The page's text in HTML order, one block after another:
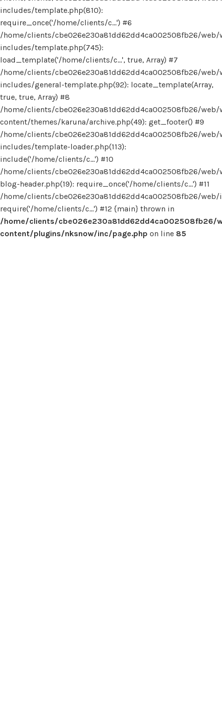
includes/template.php(810):
require_once('/home/clients/c...') #6
/home/clients/cbe026e230a81dd62dd4ca002508fb26/web/
includes/template.php(745):
load_template('/home/clients/c...', true, Array) #7
/home/clients/cbe026e230a81dd62dd4ca002508fb26/web/
includes/general-template.php(92): locate_template(Array,
true, true, Array) #8
/home/clients/cbe026e230a81dd62dd4ca002508fb26/web/
content/themes/karuna/archive.php(49): get_footer() #9
/home/clients/cbe026e230a81dd62dd4ca002508fb26/web/
includes/template-loader.php(113):
include('/home/clients/c...') #10
/home/clients/cbe026e230a81dd62dd4ca002508fb26/web/
blog-header.php(19): require_once('/home/clients/c...') #11
/home/clients/cbe026e230a81dd62dd4ca002508fb26/web/
require('/home/clients/c...') #12 {main} thrown in
/home/clients/cbe026e230a81dd62dd4ca002508fb26/
content/plugins/nksnow/inc/page.php on line 85